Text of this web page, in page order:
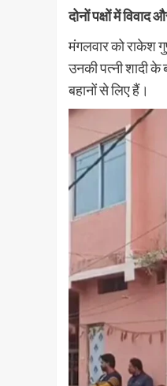
दोनों पक्षों में विवाद
मंगलवार को राकेश
उनकी पत्नी शादी
बहानों से लिए हैं।